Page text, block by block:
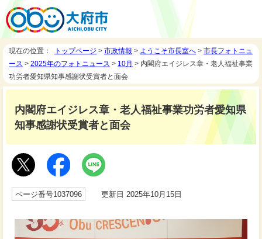
現在の位置： トップページ > 市政情報 > ようこそ市長室へ > 市長フォトニュ
ース > 2025年のフォトニュース > 10月 > 内閣府エイジレス章・老人福祉事業
功労者愛知県知事感謝状受賞者と面会
内閣府エイジレス章・老人福祉事業功労者愛知県
知事感謝状受賞者と面会
ページ番号1037096 更新日 2025年10月15日